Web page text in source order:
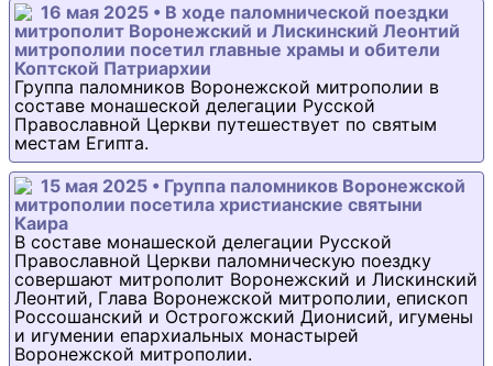
16 мая 2025 • В ходе паломнической поездки
митрополит Воронежский и Лискинский Леонтий
митрополии посетил главные храмы и обители
Коптской Патриархии
Группа паломников Воронежской митрополии в
составе монашеской делегации Русской
Православной Церкви путешествует по святым
местам Египта.
15 мая 2025 • Группа паломников Воронежской
митрополии посетила христианские святыни
Каира
В составе монашеской делегации Русской
Православной Церкви паломническую поездку
совершают митрополит Воронежский и Лискинский
Леонтий, Глава Воронежской митрополии, епископ
Россошанский и Острогожский Дионисий, игумены
и игумении епархиальных монастырей
Воронежской митрополии.